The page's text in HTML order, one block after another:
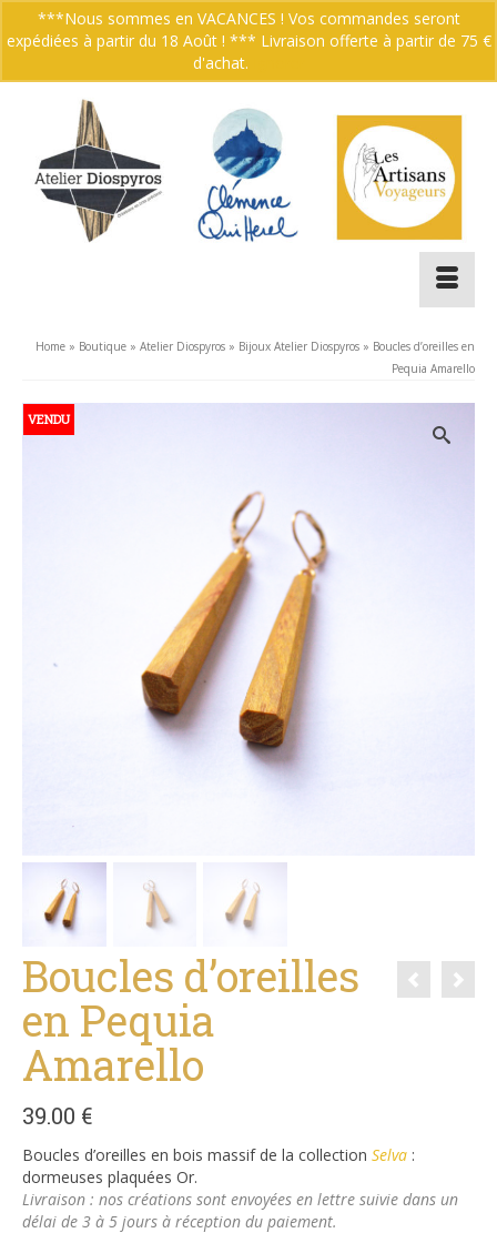
Votre panier 0.00€
Home » Boutique » Atelier Diospyros » Bijoux Atelier Diospyros » Boucles d’oreilles en
Pequia Amarello
VENDU
Boucles d’oreilles
en Pequia
Amarello
39.00 €
Boucles d’oreilles en bois massif de la collection Selva :
dormeuses plaquées Or.
Livraison : nos créations sont envoyées en lettre suivie dans un
délai de 3 à 5 jours à réception du paiement.
***Nous sommes en VACANCES ! Vos commandes seront
expédiées à partir du 18 Août ! *** Livraison offerte à partir de 75 €
d'achat.